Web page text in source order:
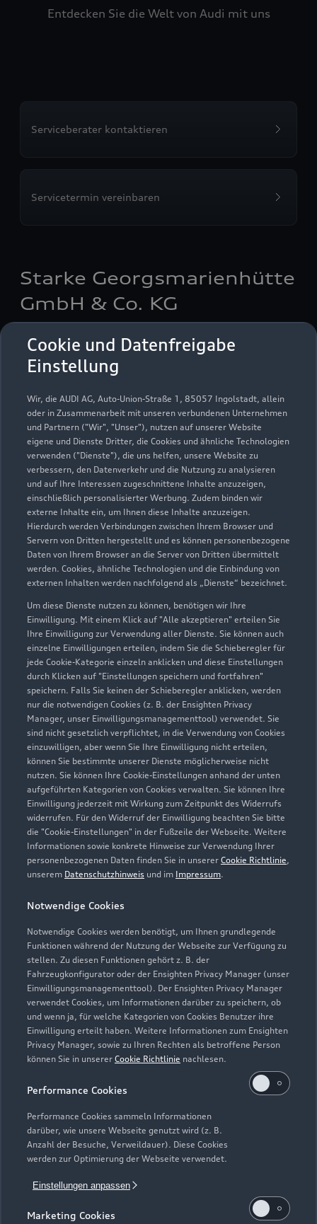
Cookie und Datenfreigabe
Einstellung
Wir, die AUDI AG, Auto-Union-Straße 1, 85057 Ingolstadt, allein
oder in Zusammenarbeit mit unseren verbundenen Unternehmen
und Partnern ("Wir", "Unser"), nutzen auf unserer Website
eigene und Dienste Dritter, die Cookies und ähnliche Technologien
verwenden ("Dienste"), die uns helfen, unsere Website zu
verbessern, den Datenverkehr und die Nutzung zu analysieren
und auf Ihre Interessen zugeschnittene Inhalte anzuzeigen,
einschließlich personalisierter Werbung. Zudem binden wir
externe Inhalte ein, um Ihnen diese Inhalte anzuzeigen.
Hierdurch werden Verbindungen zwischen Ihrem Browser und
Servern von Dritten hergestellt und es können personenbezogene
Daten von Ihrem Browser an die Server von Dritten übermittelt
werden. Cookies, ähnliche Technologien und die Einbindung von
externen Inhalten werden nachfolgend als „Dienste“ bezeichnet.
Um diese Dienste nutzen zu können, benötigen wir Ihre
Einwilligung. Mit einem Klick auf "Alle akzeptieren" erteilen Sie
Ihre Einwilligung zur Verwendung aller Dienste. Sie können auch
einzelne Einwilligungen erteilen, indem Sie die Schieberegler für
jede Cookie-Kategorie einzeln anklicken und diese Einstellungen
durch Klicken auf "Einstellungen speichern und fortfahren"
speichern. Falls Sie keinen der Schieberegler anklicken, werden
nur die notwendigen Cookies (z. B. der Ensighten Privacy
Manager, unser Einwilligungsmanagementtool) verwendet. Sie
sind nicht gesetzlich verpflichtet, in die Verwendung von Cookies
einzuwilligen, aber wenn Sie Ihre Einwilligung nicht erteilen,
können Sie bestimmte unserer Dienste möglicherweise nicht
nutzen. Sie können Ihre Cookie-Einstellungen anhand der unten
aufgeführten Kategorien von Cookies verwalten. Sie können Ihre
Einwilligung jederzeit mit Wirkung zum Zeitpunkt des Widerrufs
widerrufen. Für den Widerruf der Einwilligung beachten Sie bitte
die "Cookie-Einstellungen" in der Fußzeile der Webseite. Weitere
Informationen sowie konkrete Hinweise zur Verwendung Ihrer
personenbezogenen Daten finden Sie in unserer Cookie Richtlinie,
unserem Datenschutzhinweis und im Impressum.
Notwendige Cookies
Notwendige Cookies werden benötigt, um Ihnen grundlegende
Funktionen während der Nutzung der Webseite zur Verfügung zu
stellen. Zu diesen Funktionen gehört z. B. der
Fahrzeugkonfigurator oder der Ensighten Privacy Manager (unser
Einwilligungsmanagementtool). Der Ensighten Privacy Manager
verwendet Cookies, um Informationen darüber zu speichern, ob
und wenn ja, für welche Kategorien von Cookies Benutzer ihre
Einwilligung erteilt haben. Weitere Informationen zum Ensighten
Privacy Manager, sowie zu Ihren Rechten als betroffene Person
können Sie in unserer Cookie Richtlinie nachlesen.
Performance Cookies
Performance Cookies sammeln Informationen
darüber, wie unsere Webseite genutzt wird (z. B.
Anzahl der Besuche, Verweildauer). Diese Cookies
werden zur Optimierung der Webseite verwendet.
Einstellungen anpassen
Marketing Cookies
Entdecken Sie die Welt von Audi mit uns
Serviceberater kontaktieren
Servicetermin vereinbaren
Starke Georgsmarienhütte
GmbH & Co. KG
Topsloh 2-6
49124 Georgsmarienhütte
05401 48090
gmh.service@starke-gruppe.de
Kontaktdaten herunterladen
Öffnungszeiten
Verkauf
Geschlossen, öffnet am Montag 08:00
Service
Geschlossen,öffnet amMontag 07:00
Teile- & Zubehörverkauf
Geschlossen,öffnet am Montag 07:30
Zurück nach oben
Modelle
Elektromodelle
Plug-in-Hybride
Neuwagensuche
Gebrauchtwagensuche
Service & Zubehör
Saisonale Angebote
Audi Services
Garantie
Support
Über Audi